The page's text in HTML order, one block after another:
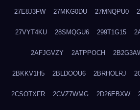
27E8J3FW 27MKG0DU 27MNQPU0
27VYT4KU 28SMQGU6 299T1G15
2AFJGVZY 2ATPPOCH
2BKKV1H5 2BLDOOU6 2BRHOLRJ
2CSOTXFR 2CVZ7WMG 2D26EBXW